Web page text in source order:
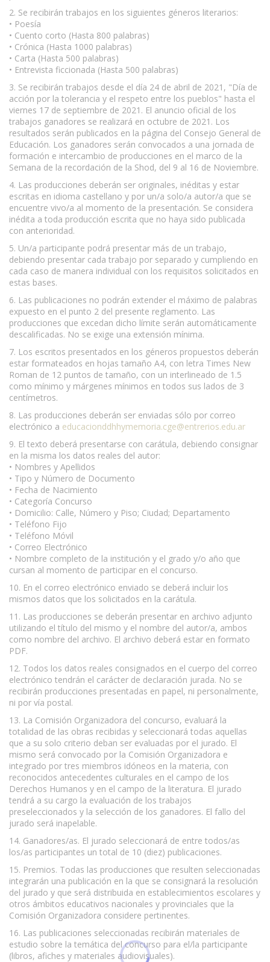
2. Se recibirán trabajos en los siguientes géneros literarios:
• Poesía
• Cuento corto (Hasta 800 palabras)
• Crónica (Hasta 1000 palabras)
• Carta (Hasta 500 palabras)
• Entrevista ficcionada (Hasta 500 palabras)
3. Se recibirán trabajos desde el día 24 de abril de 2021, "Día de
acción por la tolerancia y el respeto entre los pueblos" hasta el
viernes 17 de septiembre de 2021. El anuncio oficial de los
trabajos ganadores se realizará en octubre de 2021. Los
resultados serán publicados en la página del Consejo General de
Educación. Los ganadores serán convocados a una jornada de
formación e intercambio de producciones en el marco de la
Semana de la recordación de la Shod, del 9 al 16 de Noviembre.
4. Las producciones deberán ser originales, inéditas y estar
escritas en idioma castellano y por un/a solo/a autor/a que se
encuentre vivo/a al momento de la presentación. Se considera
inédita a toda producción escrita que no haya sido publicada
con anterioridad.
5. Un/a participante podrá presentar más de un trabajo,
debiendo presentar cada trabajo por separado y cumpliendo en
cada caso de manera individual con los requisitos solicitados en
estas bases.
6. Las publicaciones no podrán extender el máximo de palabras
expuesto en el punto 2 del presente reglamento. Las
producciones que excedan dicho límite serán automáticamente
descalificadas. No se exige una extensión mínima.
7. Los escritos presentados en los géneros propuestos deberán
estar formateados en hojas tamaño A4, con letra Times New
Roman de 12 puntos de tamaño, con un interlineado de 1.5
como mínimo y márgenes mínimos en todos sus lados de 3
centímetros.
8. Las producciones deberán ser enviadas sólo por correo
electrónico a educacionddhhymemoria.cge@entrerios.edu.ar
9. El texto deberá presentarse con carátula, debiendo consignar
en la misma los datos reales del autor:
• Nombres y Apellidos
• Tipo y Número de Documento
• Fecha de Nacimiento
• Categoría Concurso
• Domicilio: Calle, Número y Piso; Ciudad; Departamento
• Teléfono Fijo
• Teléfono Móvil
• Correo Electrónico
• Nombre completo de la institución y el grado y/o año que
cursan al momento de participar en el concurso.
10. En el correo electrónico enviado se deberá incluir los
mismos datos que los solicitados en la carátula.
11. Las producciones se deberán presentar en archivo adjunto
utilizando el título del mismo y el nombre del autor/a, ambos
como nombre del archivo. El archivo deberá estar en formato
PDF.
12. Todos los datos reales consignados en el cuerpo del correo
electrónico tendrán el carácter de declaración jurada. No se
recibirán producciones presentadas en papel, ni personalmente,
ni por vía postal.
13. La Comisión Organizadora del concurso, evaluará la
totalidad de las obras recibidas y seleccionará todas aquellas
que a su solo criterio deban ser evaluadas por el jurado. El
mismo será convocado por la Comisión Organizadora e
integrado por tres miembros idóneos en la materia, con
reconocidos antecedentes culturales en el campo de los
Derechos Humanos y en el campo de la literatura. El jurado
tendrá a su cargo la evaluación de los trabajos
preseleccionados y la selección de los ganadores. El fallo del
jurado será inapelable.
14. Ganadores/as. El jurado seleccionará de entre todos/as
los/as participantes un total de 10 (diez) publicaciones.
15. Premios. Todas las producciones que resulten seleccionadas
integrarán una publicación en la que se consignará la resolución
del jurado y que será distribuida en establecimientos escolares y
otros ámbitos educativos nacionales y provinciales que la
Comisión Organizadora considere pertinentes.
16. Las publicaciones seleccionadas recibirán materiales de
estudio sobre la temática del concurso para el/la participante
(libros, afiches y materiales audiovisuales).